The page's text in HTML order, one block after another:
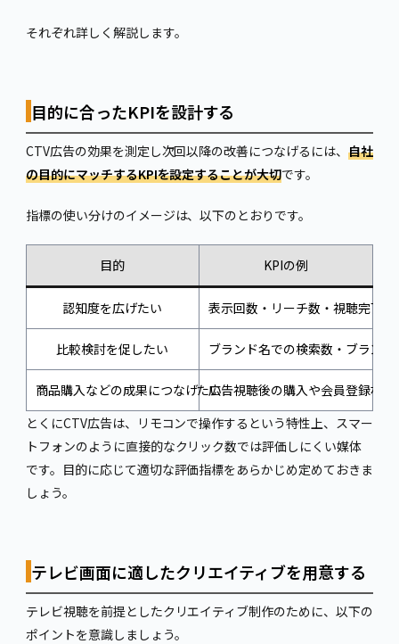
それぞれ詳しく解説します。
目的に合ったKPIを設計する
CTV広告の効果を測定し次回以降の改善につなげるには、自社
の目的にマッチするKPIを設定することが大切です。
指標の使い分けのイメージは、以下のとおりです。
目的 KPIの例
認知度を広げたい 表示回数・リーチ数・視聴完了率
比較検討を促したい ブランド名での検索数・ブラン
商品購入などの成果につなげたい広告視聴後の購入や会員登録な
とくにCTV広告は、リモコンで操作するという特性上、スマー
トフォンのように直接的なクリック数では評価しにくい媒体
です。目的に応じて適切な評価指標をあらかじめ定めておきま
しょう。
テレビ画面に適したクリエイティブを用意する
テレビ視聴を前提としたクリエイティブ制作のために、以下の
ポイントを意識しましょう。